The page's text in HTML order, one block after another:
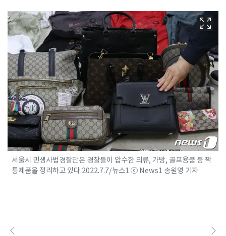
서울시 민생사법경찰단은 경찰들이 압수한 의류, 가방, 골프용품 등 짝
퉁제품을 정리하고 있다.2022.7.7/뉴스1 ⓒ News1 송원영 기자